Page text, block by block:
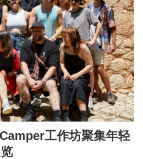
工作坊聚集年轻